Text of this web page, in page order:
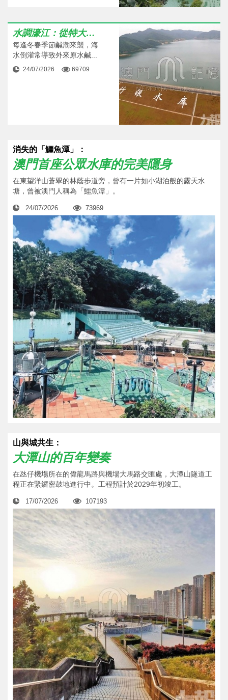
水調濠江：從特大鹹潮到跨界清流
每逢冬春季節鹹潮來襲，海
水倒灌常導致外來原水鹹...
24/07/2026 69709
消失的「鱷魚潭」：
澳門首座公眾水庫的完美隱身
在東望洋山蒼翠的林蔭步道旁，曾有一片如小湖泊般的露天水
塘，曾被澳門人稱為「鱷魚潭」。
24/07/2026 73969
山與城共生：
大潭山的百年變奏
在氹仔機場所在的偉龍馬路與機場大馬路交匯處，大潭山隧道工
程正在緊鑼密鼓地進行中。工程預計於2029年初竣工。
17/07/2026 107193